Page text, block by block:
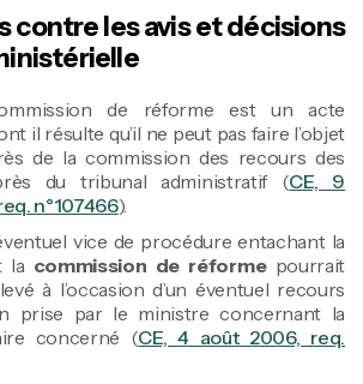
contre les avis et décisions
de réforme est un acte
il résulte qu’il ne peut pas faire l’objet
de la commission des recours des
du tribunal administratif (CE, 9
n°107466).
vice de procédure entachant la
la commission de réformepourrait
à l’occasion d’un éventuel recours
prise par le ministre concernant la
concerné (CE, 4 août 2006, req.